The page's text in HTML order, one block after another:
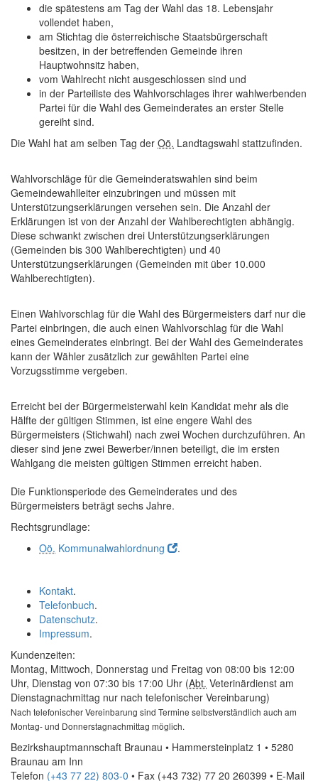
die spätestens am Tag der Wahl das 18. Lebensjahr
vollendet haben,
am Stichtag die österreichische Staatsbürgerschaft
besitzen, in der betreffenden Gemeinde ihren
Hauptwohnsitz haben,
vom Wahlrecht nicht ausgeschlossen sind und
in der Parteiliste des Wahlvorschlages ihrer wahlwerbenden
Partei für die Wahl des Gemeinderates an erster Stelle
gereiht sind.
Die Wahl hat am selben Tag der Oö. Landtagswahl stattzufinden.
Wahlvorschläge für die Gemeinderatswahlen sind beim
Gemeindewahlleiter einzubringen und müssen mit
Unterstützungserklärungen versehen sein. Die Anzahl der
Erklärungen ist von der Anzahl der Wahlberechtigten abhängig.
Diese schwankt zwischen drei Unterstützungserklärungen
(Gemeinden bis 300 Wahlberechtigten) und 40
Unterstützungserklärungen (Gemeinden mit über 10.000
Wahlberechtigten).
Einen Wahlvorschlag für die Wahl des Bürgermeisters darf nur die
Partei einbringen, die auch einen Wahlvorschlag für die Wahl
eines Gemeinderates einbringt. Bei der Wahl des Gemeinderates
kann der Wähler zusätzlich zur gewählten Partei eine
Vorzugsstimme vergeben.
Erreicht bei der Bürgermeisterwahl kein Kandidat mehr als die
Hälfte der gültigen Stimmen, ist eine engere Wahl des
Bürgermeisters (Stichwahl) nach zwei Wochen durchzuführen. An
dieser sind jene zwei Bewerber/innen beteiligt, die im ersten
Wahlgang die meisten gültigen Stimmen erreicht haben.
Die Funktionsperiode des Gemeinderates und des
Bürgermeisters beträgt sechs Jahre.
Rechtsgrundlage:
Oö. Kommunalwahlordnung .
Kontakt.
Telefonbuch.
Datenschutz.
Impressum.
Kundenzeiten:
Montag, Mittwoch, Donnerstag und Freitag von 08:00 bis 12:00
Uhr, Dienstag von 07:30 bis 17:00 Uhr (Abt. Veterinärdienst am
Dienstagnachmittag nur nach telefonischer Vereinbarung)
Nach telefonischer Vereinbarung sind Termine selbstverständlich auch am
Montag- und Donnerstagnachmittag möglich.
Bezirkshauptmannschaft Braunau • Hammersteinplatz 1 • 5280
Braunau am Inn
Telefon (+43 77 22) 803-0 • Fax (+43 732) 77 20 260399 • E-Mail